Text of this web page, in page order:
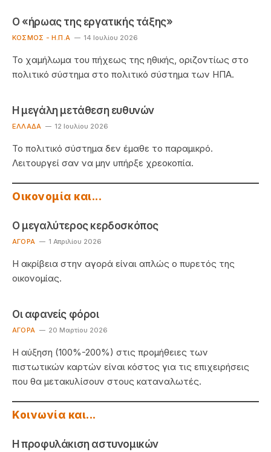
Ο «ήρωας της εργατικής τάξης»
ΚΌΣΜΟΣ - Η.Π.Α 14 Ιουλίου 2026
Το χαμήλωμα του πήχεως της ηθικής, οριζοντίως στο
πολιτικό σύστημα στο πολιτικό σύστημα των ΗΠΑ.
Η μεγάλη μετάθεση ευθυνών
ΕΛΛΆΔΑ 12 Ιουλίου 2026
Το πολιτικό σύστημα δεν έμαθε το παραμικρό.
Λειτουργεί σαν να μην υπήρξε χρεοκοπία.
Οικονομία και...
Ο μεγαλύτερος κερδοσκόπος
ΑΓΟΡΆ 1 Απριλίου 2026
Η ακρίβεια στην αγορά είναι απλώς ο πυρετός της
οικονομίας.
Οι αφανείς φόροι
ΑΓΟΡΆ 20 Μαρτίου 2026
Η αύξηση (100%-200%) στις προμήθειες των
πιστωτικών καρτών είναι κόστος για τις επιχειρήσεις
που θα μετακυλίσουν στους καταναλωτές.
Κοινωνία και...
Η προφυλάκιση αστυνομικών